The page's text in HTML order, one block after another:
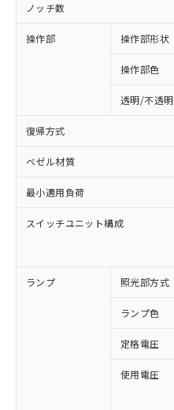
ノッチ数
操作部 操作部形状
操作部色
透明/不透明
復帰方式
ベゼル材質
最小適用負荷
スイッチユニット構成
ランプ 照光部方式
ランプ色
定格電圧
使用電圧